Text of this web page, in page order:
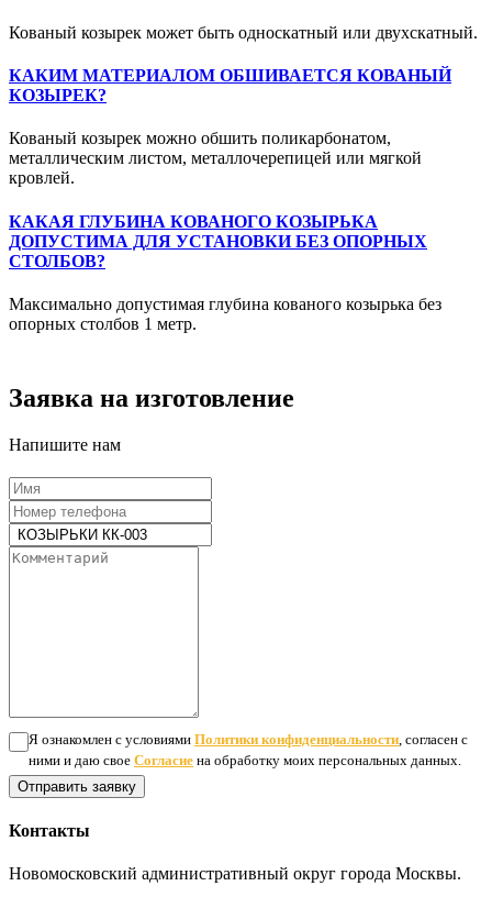
Кованый козырек может быть односкатный или двухскатный.
КАКИМ МАТЕРИАЛОМ ОБШИВАЕТСЯ КОВАНЫЙ
КОЗЫРЕК?
Кованый козырек можно обшить поликарбонатом,
металлическим листом, металлочерепицей или мягкой
кровлей.
КАКАЯ ГЛУБИНА КОВАНОГО КОЗЫРЬКА
ДОПУСТИМА ДЛЯ УСТАНОВКИ БЕЗ ОПОРНЫХ
СТОЛБОВ?
Максимально допустимая глубина кованого козырька без
опорных столбов 1 метр.
Заявка на изготовление
Напишите нам
Я ознакомлен с условиями Политики конфиденциальности , согласен с
ними и даю свое Согласие на обработку моих персональных данных.
Отправить заявку
Контакты
Новомосковский административный округ города Москвы.